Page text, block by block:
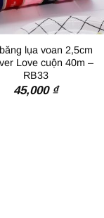
lụa voan 2,5cm
Love cuộn 40m –
RB33
45,000 ₫